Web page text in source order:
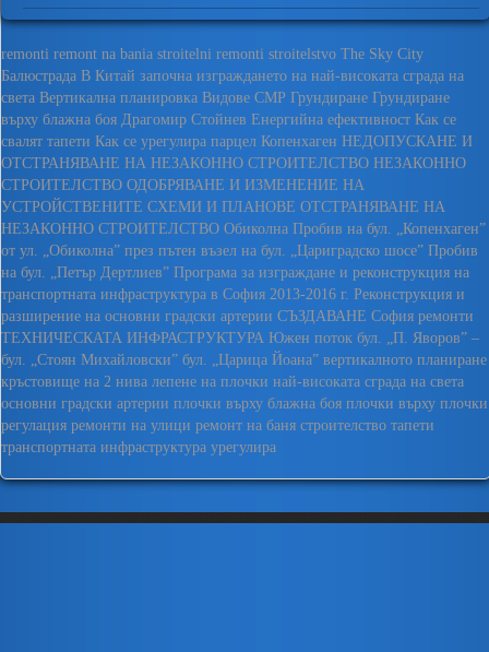
remonti remont na bania stroitelni remonti stroitelstvo The Sky City
Балюстрада В Китай започна изграждането на най-високата сграда на
света Вертикална планировка Видове СМР Грундиране Грундиране
върху блажна боя Драгомир Стойнев Енергийна ефективност Как се
свалят тапети Как се урегулира парцел Копенхаген НЕДОПУСКАНЕ И
ОТСТРАНЯВАНЕ НА НЕЗАКОННО СТРОИТЕЛСТВО НЕЗАКОННО
СТРОИТЕЛСТВО ОДОБРЯВАНЕ И ИЗМЕНЕНИЕ НА
УСТРОЙСТВЕНИТЕ СХЕМИ И ПЛАНОВЕ ОТСТРАНЯВАНЕ НА
НЕЗАКОННО СТРОИТЕЛСТВО Обиколна Пробив на бул. „Копенхаген”
от ул. „Обиколна” през пътен възел на бул. „Цариградско шосе” Пробив
на бул. „Петър Дертлиев” Програма за изграждане и реконструкция на
транспортната инфраструктура в София 2013-2016 г. Реконструкция и
разширение на основни градски артерии СЪЗДАВАНЕ София ремонти
ТЕХНИЧЕСКАТА ИНФРАСТРУКТУРА Южен поток бул. „П. Яворов” –
бул. „Стоян Михайловски” бул. „Царица Йоана” вертикалното планиране
кръстовище на 2 нива лепене на плочки най-високата сграда на света
основни градски артерии плочки върху блажна боя плочки върху плочки
регулация ремонти на улици ремонт на баня строителство тапети
транспортната инфраструктура урегулира